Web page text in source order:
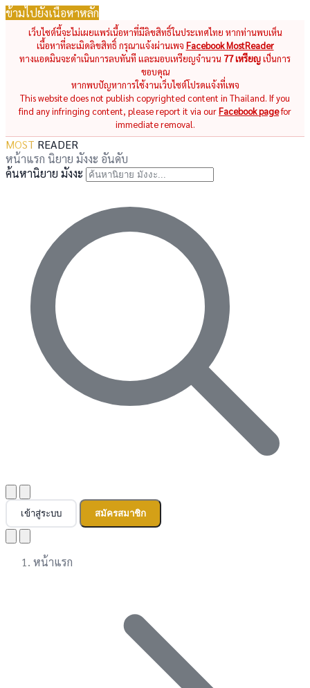
ข้ามไปยังเนื้อหาหลัก
เว็บไซต์นี้จะไม่เผยแพร่เนื้อหาที่มีลิขสิทธิ์ในประเทศไทย หากท่านพบเห็น
เนื้อหาที่ละเมิดลิขสิทธิ์ กรุณาแจ้งผ่านเพจ Facebook MostReader
ทางแอดมินจะดำเนินการลบทันที และมอบเหรียญจำนวน 77 เหรียญเป็นการ
ขอบคุณ
หากพบปัญหาการใช้งานเว็บไซต์โปรดแจ้งที่เพจ
This website does not publish copyrighted content in Thailand. If you
find any infringing content, please report it via ourFacebook pagefor
immediate removal.
MOST READER
หน้าแรก นิยาย มังงะ อันดับ
ค้นหานิยาย มังงะ
เข้าสู่ระบบ สมัครสมาชิก
หน้าแรก